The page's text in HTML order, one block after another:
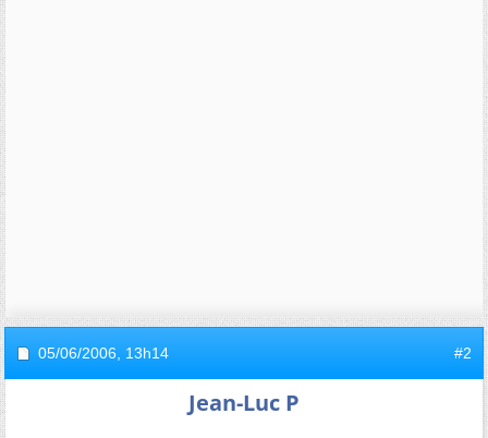
05/06/2006, 13h14 #2
Jean-Luc P